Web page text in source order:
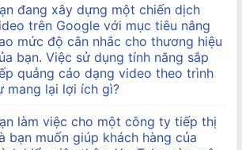
đang xây dựng một chiến dịch
trên Google với mục tiêu nâng
mức độ cân nhắc cho thương hiệu
bạn. Việc sử dụng tính năng sắp
quảng cáo dạng video theo trình
mang lại lợi ích gì?
làm việc cho một công ty tiếp thị
bạn muốn giúp khách hàng của